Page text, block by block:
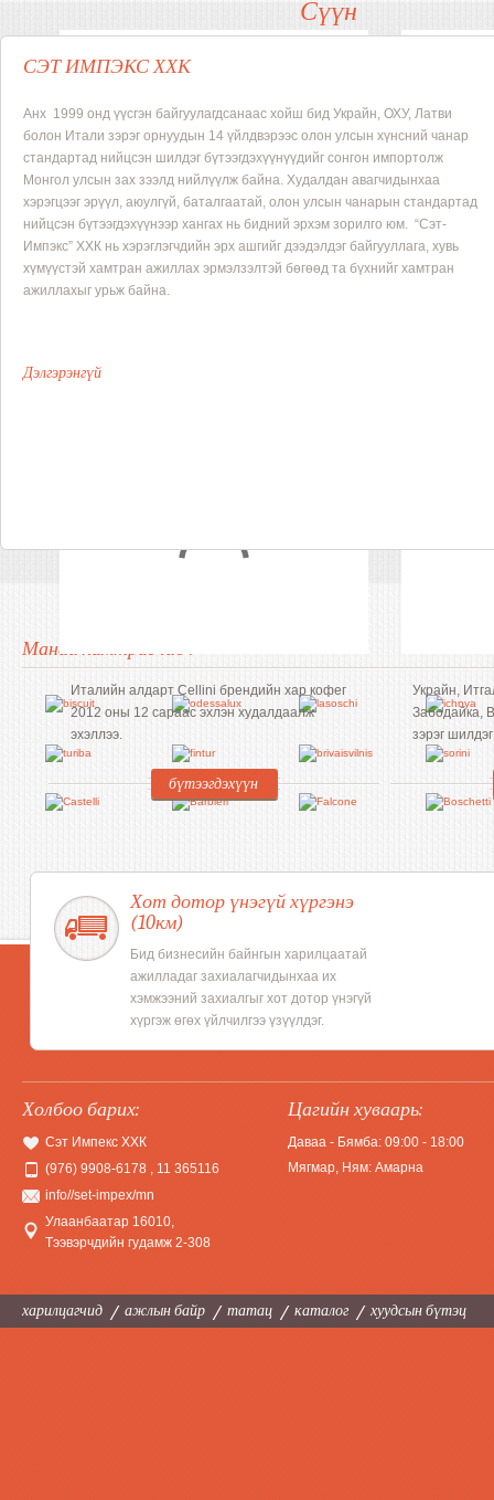
Сүүн
Жил бүрийн ОУ-н үзэсгэлэнгийн алтан
медальт Украйны Ичня брендийн
өтгөрүүлсэн сүүн бүтэгдэхүүнүүд.
Латви улсын
Brivais Vilnis
Италийн алдарт Cellini брендийн хар кофег
2012 оны 12 сараас эхлэн худалдаалж
эхэллээ.
бүтээгдэхүүн
Украйн,
Забодайка,
зэрэг
Золотой ключик, Киць киць зэрэг сүүний амт
чанарыг хадгалсан ириснүүд.
бүтээгдэхүүн
зөөлөн
Шоколад
СЭТ ИМПЭКС ХХК
Анх 1999 онд үүсгэн байгуулагдсанаас хойш бид Украйн, ОХУ, Латви
болон Итали зэрэг орнуудын 14 үйлдвэрээс олон улсын хүнсний чанар
стандартад нийцсэн шилдэг бүтээгдэхүүнүүдийг сонгон импортолж
Монгол улсын зах зээлд нийлүүлж байна. Худалдан авагчидынхаа
хэрэгцээг эрүүл, аюулгүй, баталгаатай, олон улсын чанарын стандартад
нийцсэн бүтээгдэхүүнээр хангах нь бидний эрхэм зорилго юм. “Сэт-
Импэкс” ХХК нь хэрэглэгчдийн эрх ашгийг дээдэлдэг байгууллага, хувь
хүмүүстэй хамтран ажиллах эрмэлзэлтэй бөгөөд та бүхнийг хамтран
ажиллахыг урьж байна.
Дэлгэрэнгүй
Манай хамтрагчид:
Хот дотор үнэгүй хүргэнэ
(10км)
Бид бизнесийн байнгын харилцаатай
ажилладаг захиалагчидынхаа их
хэмжээний захиалгыг хот дотор үнэгүй
хүргэж өгөх үйлчилгээ үзүүлдэг.
Холбоо барих:
Сэт Импекс ХХК
(976) 9908-6178 , 11 365116
info//set-impex/mn
Улаанбаатар 16010,
Тээвэрчдийн гудамж 2-308
Цагийн хуваарь:
Даваа - Бямба: 09:00 - 18:00
Мягмар, Ням: Амарна
харилцагчид ажлын байр татац каталог хуудсын бүтэц